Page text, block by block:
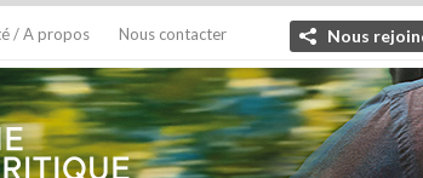
/ A propos Nous contacter Nous